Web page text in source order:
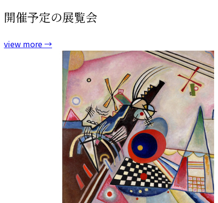
開催予定の展覧会
view more→